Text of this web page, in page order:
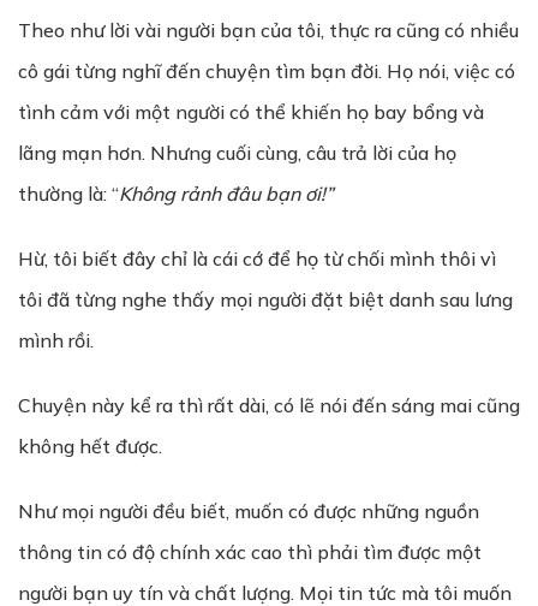
Theo như lời vài người bạn của tôi, thực ra cũng có nhiều
cô gái từng nghĩ đến chuyện tìm bạn đời. Họ nói, việc có
tình cảm với một người có thể khiến họ bay bổng và
lãng mạn hơn. Nhưng cuối cùng, câu trả lời của họ
thường là: “Không rảnh đâu bạn ơi!”
Hừ, tôi biết đây chỉ là cái cớ để họ từ chối mình thôi vì
tôi đã từng nghe thấy mọi người đặt biệt danh sau lưng
mình rồi.
Chuyện này kể ra thì rất dài, có lẽ nói đến sáng mai cũng
không hết được.
Như mọi người đều biết, muốn có được những nguồn
thông tin có độ chính xác cao thì phải tìm được một
người bạn uy tín và chất lượng. Mọi tin tức mà tôi muốn